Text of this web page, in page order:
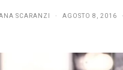
SCARANZI AGOSTO 8, 2016